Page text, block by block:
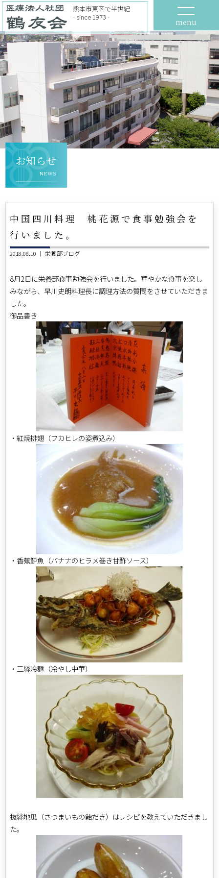
menu
熊本市東区で半世紀
- since 1973 -
お知らせ
NEWS
中国四川料理 桃花源で食事勉強会を
行いました。
2018.08.10 ｜ 栄養部ブログ
8月2日に栄養部食事勉強会を行いました。華やかな食事を楽し
みながら、早川史朗料理長に調理方法の質問をさせていただきま
した。
御品書き
・紅焼排翅（フカヒレの姿煮込み）
・香蕉鮃魚（バナナのヒラメ巻き甘酢ソース）
・三絲冷麺（冷やし中華）
抜絲地瓜（さつまいもの飴だき）はレシピを教えていただきまし
た。